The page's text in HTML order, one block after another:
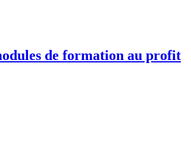
de formation au profit